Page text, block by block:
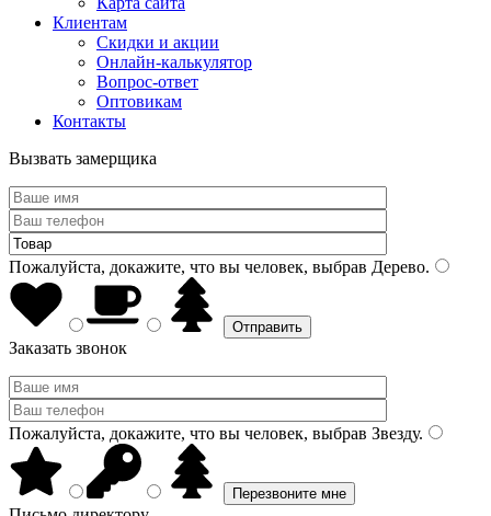
Клиентам
Скидки и акции
Онлайн-калькулятор
Вопрос-ответ
Оптовикам
Контакты
Вызвать замерщика
Пожалуйста, докажите, что вы человек, выбрав Дерево.
Заказать звонок
Пожалуйста, докажите, что вы человек, выбрав Звезду.